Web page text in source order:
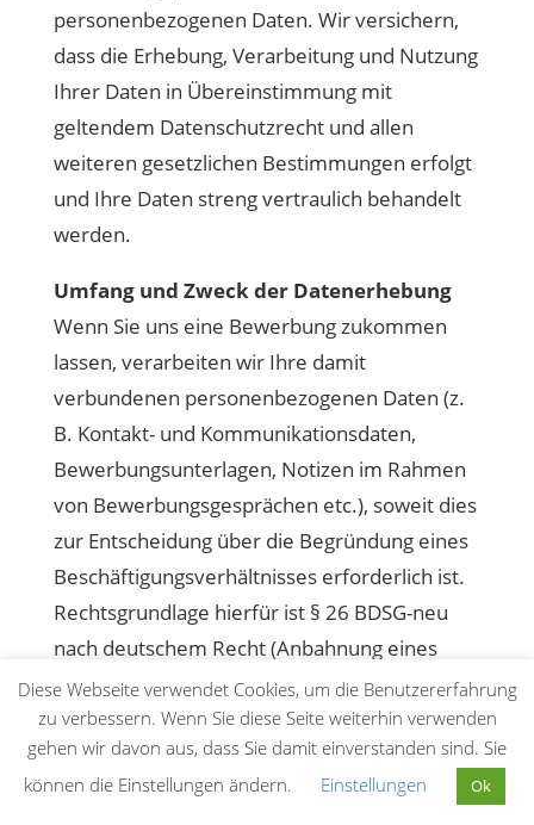
personenbezogenen Daten. Wir versichern,
dass die Erhebung, Verarbeitung und Nutzung
Ihrer Daten in Übereinstimmung mit
geltendem Datenschutzrecht und allen
weiteren gesetzlichen Bestimmungen erfolgt
und Ihre Daten streng vertraulich behandelt
werden.
Umfang und Zweck der Datenerhebung
Wenn Sie uns eine Bewerbung zukommen
lassen, verarbeiten wir Ihre damit
verbundenen personenbezogenen Daten (z.
B. Kontakt- und Kommunikationsdaten,
Bewerbungsunterlagen, Notizen im Rahmen
von Bewerbungsgesprächen etc.), soweit dies
zur Entscheidung über die Begründung eines
Beschäftigungsverhältnisses erforderlich ist.
Rechtsgrundlage hierfür ist § 26 BDSG-neu
nach deutschem Recht (Anbahnung eines
Beschäftigungsverhältnisses), Art. 6 Abs. 1 lit.
b DSGVO (allgemeine Vertragsanbahnung)
und – sofern Sie eine Einwilligung erteilt
haben – Art. 6 Abs. 1 lit. a DSGVO. Die
Diese Webseite verwendet Cookies, um die Benutzererfahrung
zu verbessern. Wenn Sie diese Seite weiterhin verwenden
gehen wir davon aus, dass Sie damit einverstanden sind. Sie
können die Einstellungen ändern.
Einstellungen Ok